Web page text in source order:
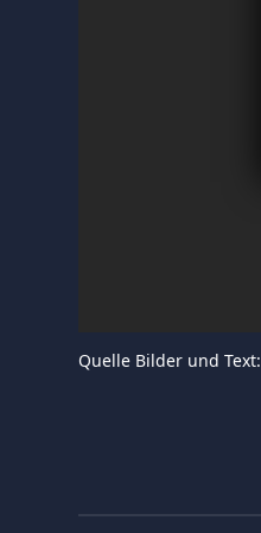
Quelle Bilder und Text: